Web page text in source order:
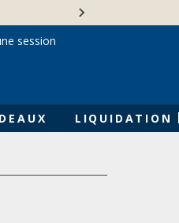
LIQUIDATION
session